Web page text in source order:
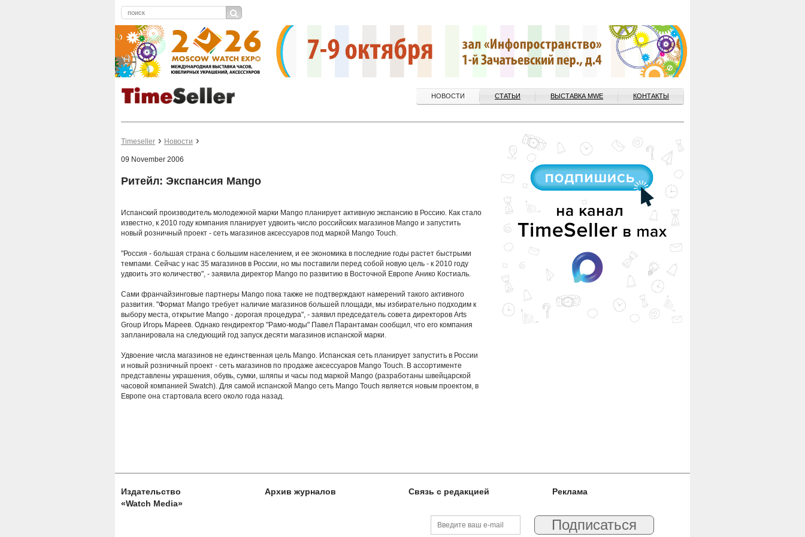
НОВОСТИ СТАТЬИ ВЫСТАВКА MWE КОНТАКТЫ
Timeseller Новости
09 November 2006
Ритейл: Экспансия Mango
Испанский производитель молодежной марки Mango планирует активную экспансию в Россию. Как стало
известно, к 2010 году компания планирует удвоить число российских магазинов Mango и запустить
новый розничный проект - сеть магазинов аксессуаров под маркой Mango Touch.
"Россия - большая страна с большим населением, и ее экономика в последние годы растет быстрыми
темпами. Сейчас у нас 35 магазинов в России, но мы поставили перед собой новую цель - к 2010 году
удвоить это количество", - заявила директор Mango по развитию в Восточной Европе Анико Костиаль.
Сами франчайзинговые партнеры Mango пока также не подтверждают намерений такого активного
развития. "Формат Mango требует наличие магазинов большей площади, мы избирательно подходим к
выбору места, открытие Mango - дорогая процедура", - заявил председатель совета директоров Arts
Group Игорь Мареев. Однако гендиректор "Рамо-моды" Павел Парантаман сообщил, что его компания
запланировала на следующий год запуск десяти магазинов испанской марки.
Удвоение числа магазинов не единственная цель Mango. Испанская сеть планирует запустить в России
и новый розничный проект - сеть магазинов по продаже аксессуаров Mango Touch. В ассортименте
представлены украшения, обувь, сумки, шляпы и часы под маркой Mango (разработаны швейцарской
часовой компанией Swatch). Для самой испанской Mango сеть Mango Touch является новым проектом, в
Европе она стартовала всего около года назад.
Издательство
«Watch Media»
Архив журналов Связь с редакцией Реклама